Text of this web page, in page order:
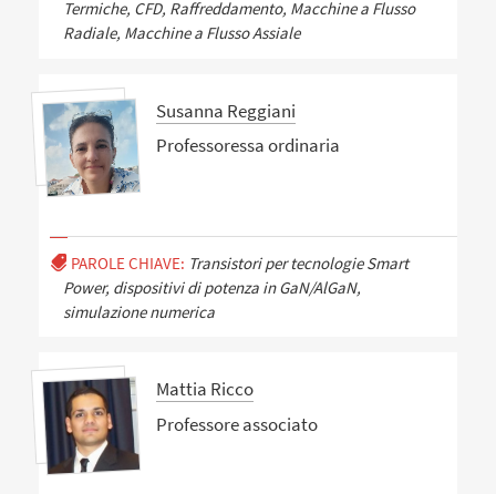
Termiche, CFD, Raffreddamento, Macchine a Flusso
Radiale, Macchine a Flusso Assiale
Susanna Reggiani
Professoressa ordinaria
PAROLE CHIAVE: Transistori per tecnologie Smart
Power, dispositivi di potenza in GaN/AlGaN,
simulazione numerica
Mattia Ricco
Professore associato